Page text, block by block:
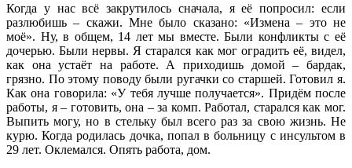
Когда у нас всё закрутилось сначала, я её попросил: если
разлюбишь – скажи. Мне было сказано: «Измена – это не
моё». Ну, в общем, 14 лет мы вместе. Были конфликты с её
дочерью. Были нервы. Я старался как мог оградить её, видел,
как она устаёт на работе. А приходишь домой – бардак,
грязно. По этому поводу были ругачки со старшей. Готовил я.
Как она говорила: «У тебя лучше получается». Придём после
работы, я – готовить, она – за комп. Работал, старался как мог.
Выпить могу, но в стельку был всего раз за свою жизнь. Не
курю. Когда родилась дочка, попал в больницу с инсультом в
29 лет. Оклемался. Опять работа, дом.